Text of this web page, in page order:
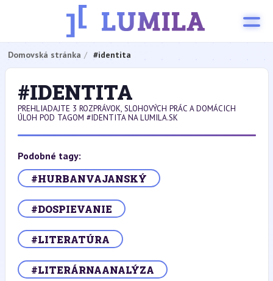
Domovská stránka #identita
#IDENTITA
PREHLIADAJTE 3 ROZPRÁVOK, SLOHOVÝCH PRÁC A DOMÁCICH
ÚLOH POD TAGOM #IDENTITA NA LUMILA.SK
Podobné tagy:
#HURBANVAJANSKÝ
#DOSPIEVANIE
#LITERATÚRA
#LITERÁRNAANALÝZA